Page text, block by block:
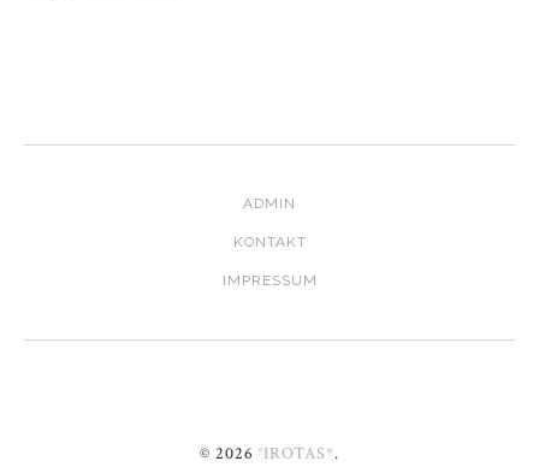
ADMIN
KONTAKT
IMPRESSUM
© 2026 °IROTAS*.